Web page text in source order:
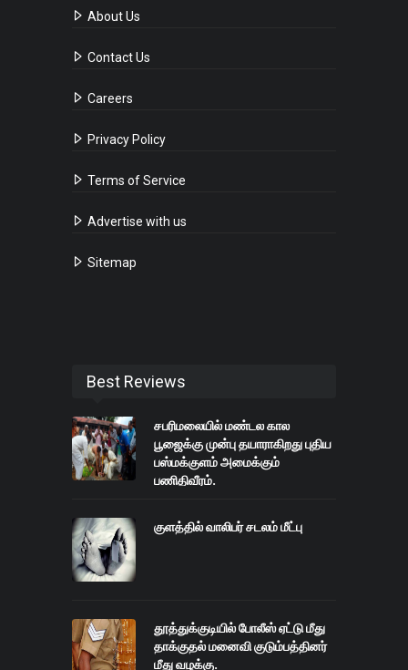
About Us
Contact Us
Careers
Privacy Policy
Terms of Service
Advertise with us
Sitemap
Best Reviews
சபரிமலையில் மண்டல கால
பூஜைக்கு முன்பு தயாராகிறது புதிய
பஸ்மக்குளம் அமைக்கும்
பணிதிவீரம்.
குளத்தில் வாலிபர் சடலம் மீட்பு
தூத்துக்குடியில் போலீஸ் ஏட்டு மீது
தாக்குதல் மனைவி குடும்பத்தினர்
மீது வழக்கு.